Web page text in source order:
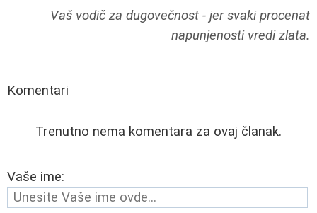
Vaš vodič za dugovečnost - jer svaki procenat
napunjenosti vredi zlata.
Komentari
Trenutno nema komentara za ovaj članak.
Vaše ime: